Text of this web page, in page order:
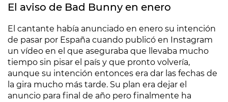
El aviso de Bad Bunny en enero
El cantante había anunciado en enero su intención
de pasar por España cuando publicó en Instagram
un vídeo en el que aseguraba que llevaba mucho
tiempo sin pisar el país y que pronto volvería,
aunque su intención entonces era dar las fechas de
la gira mucho más tarde. Su plan era dejar el
anuncio para final de año pero finalmente ha